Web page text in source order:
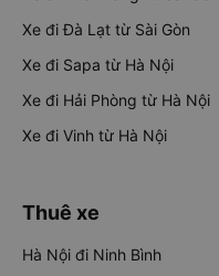
Xe đi Đà Lạt từ Sài Gòn
Xe đi Sapa từ Hà Nội
Xe đi Hải Phòng từ Hà Nội
Xe đi Vinh từ Hà Nội
Thuê xe
Hà Nội đi Ninh Bình